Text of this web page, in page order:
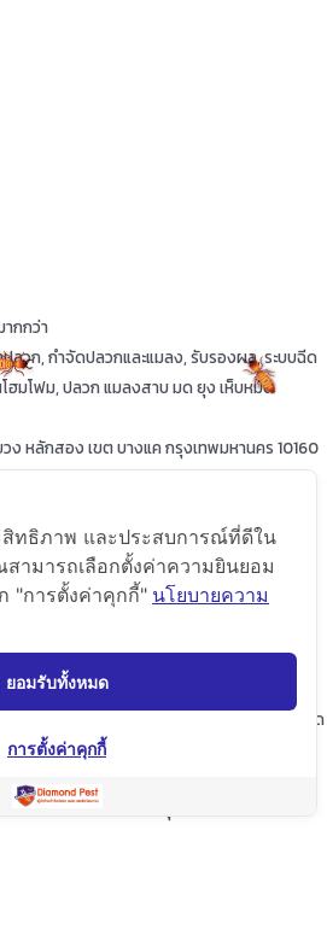
กกว่า
ลวก, กำจัดปลวกและแมลง, รับรองผล, ระบบฉีด
ฮมโฟม, ปลวก แมลงสาบ มด ยุง เห็บหมัด
ง หลักสอง เขต บางแค กรุงเทพมหานคร 10160
ยิ่งขึ้นในทุกๆด้าน ให้เราดูแลใส่ใจทุกรายละเอียด
งเรา
เนท” บริการเป็นเลิศ ผู้นำด้านการกำจัดปลวก
ยต่อบ้านและครอบครัวคุณอย่างแน่นอน
สิทธิภาพ และประสบการณ์ที่ดีใน
ามารถเลือกตั้งค่าความยินยอม
"การตั้งค่าคุกกี้" นโยบายความ
ยอมรับทั้งหมด
การตั้งค่าคุกกี้